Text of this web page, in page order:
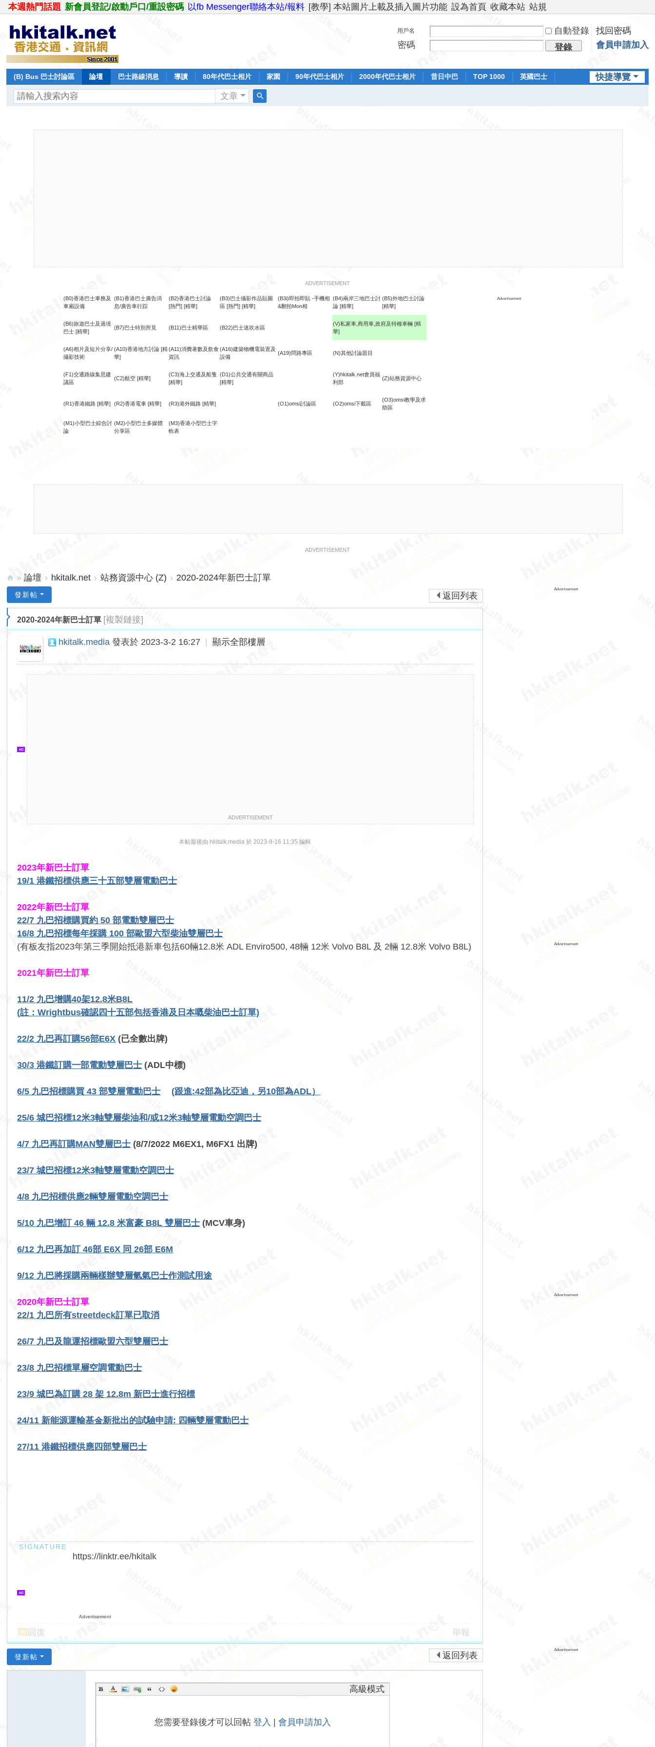
本週熱門話題 新會員登記/啟動戶口/重設密碼 以fb Messenger聯絡本站/報料 [教學] 本站圖片上載及插入圖片功能 設為首頁 收藏本站 站規
用戶名 自動登錄
找回密碼
密碼
登錄 會員申請加入
快捷導覽
(B) Bus 巴士討論區 論壇 巴士路線消息 導讀 80年代巴士相片 家園 90年代巴士相片 2000年代巴士相片 昔日中巴 TOP 1000
英國巴士
文章
ADVERTISEMENT
(B0)香港巴士車務及
車廂設備
(B1)香港巴士廣告消
息/廣告車行踪
(B2)香港巴士討論
[熱門] [精華]
(B3)巴士攝影作品貼圖
區 [熱門] [精華]
(B3i)即拍即貼 -手機相
&翻拍Mon相
(B4)兩岸三地巴士討
論 [精華]
(B5)外地巴士討論
[精華]
Advertisement
(B6)旅遊巴士及過境
巴士 [精華]
(B7)巴士特別所見 (B11)巴士精華區 (B22)巴士迷吹水區
(V)私家車,商用車,政府及特種車輛 [精
華]
(A6)相片及短片分享/
攝影技術
(A10)香港地方討論 [精
華]
(A11)消費著數及飲食
資訊
(A16)建築物機電裝置及
設備
(A19)問路專區 (N)其他討論題目
(F1)交通路線集思建
議區
(C2)航空 [精華]
(C3)海上交通及船隻
[精華]
(D1)公共交通有關商品
[精華]
(Y)hkitalk.net會員福
利部
(Z)站務資源中心
(R1)香港鐵路 [精華] (R2)香港電車 [精華] (R3)港外鐵路 [精華] (O1)omsi討論區 (O2)omsi下載區
(O3)omsi教學及求
助區
(M1)小型巴士綜合討
論
(M2)小型巴士多媒體
分享區
(M3)香港小型巴士字
軌表
ADVERTISEMENT
lk.
» 論壇 › hkitalk.net › 站務資源中心 (Z) › 2020-2024年新巴士訂單
返回列表
發新帖
2020-2024年新巴士訂單 [複製鏈接]
hkitalk.media 發表於 2023-3-2 16:27 顯示全部樓層
ADVERTISEMENT
本帖最後由 hkitalk.media 於 2023-9-16 11:35 編輯
2023年新巴士訂單
19/1 港鐵招標供應三十五部雙層電動巴士
2022年新巴士訂單
22/7 九巴招標購買約 50 部電動雙層巴士
16/8 九巴招標每年採購 100 部歐盟六型柴油雙層巴士
(有板友指2023年第三季開始抵港新車包括60輛12.8米 ADL Enviro500, 48輛 12米 Volvo B8L 及 2輛 12.8米Volvo B8L)
2021年新巴士訂單
11/2 九巴增購40架12.8米B8L
(註：Wrightbus確認四十五部包括香港及日本嘅柴油巴士訂單)
22/2 九巴再訂購56部E6X (已全數出牌)
30/3 港鐵訂購一部電動雙層巴士 (ADL中標)
6/5 九巴招標購買 43 部雙層電動巴士 (跟進:42部為比亞迪，另10部為ADL）
25/6 城巴招標12米3軸雙層柴油和/或12米3軸雙層電動空調巴士
4/7 九巴再訂購MAN雙層巴士 (8/7/2022 M6EX1, M6FX1 出牌)
23/7 城巴招標12米3軸雙層電動空調巴士
4/8 九巴招標供應2輛雙層電動空調巴士
5/10 九巴增訂 46 輛 12.8 米富豪 B8L 雙層巴士 (MCV車身)
6/12 九巴再加訂 46部 E6X 同 26部 E6M
9/12 九巴將採購兩輛樣辦雙層氫氣巴士作測試用途
2020年新巴士訂單
22/1 九巴所有streetdeck訂單已取消
26/7 九巴及龍運招標歐盟六型雙層巴士
23/8 九巴招標單層空調電動巴士
23/9 城巴為訂購 28 架 12.8m 新巴士進行招標
24/11 新能源運輸基金新批出的試驗申請: 四輛雙層電動巴士
27/11 港鐵招標供應四部雙層巴士
https://linktr.ee/hkitalk
Advertisement
回復 舉報
返回列表
發新帖
高級模式
您需要登錄後才可以回帖登入 |會員申請加入
Advertisement
Advertisement
Advertisement
Advertisement